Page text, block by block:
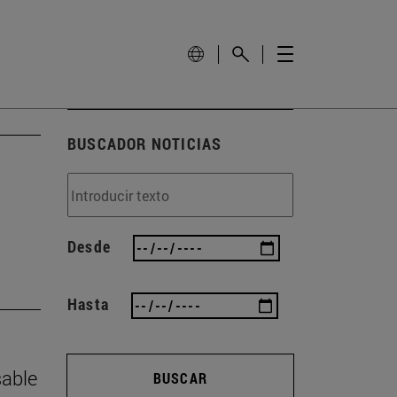
BUSCADOR NOTICIAS
Desde
Hasta
BUSCAR